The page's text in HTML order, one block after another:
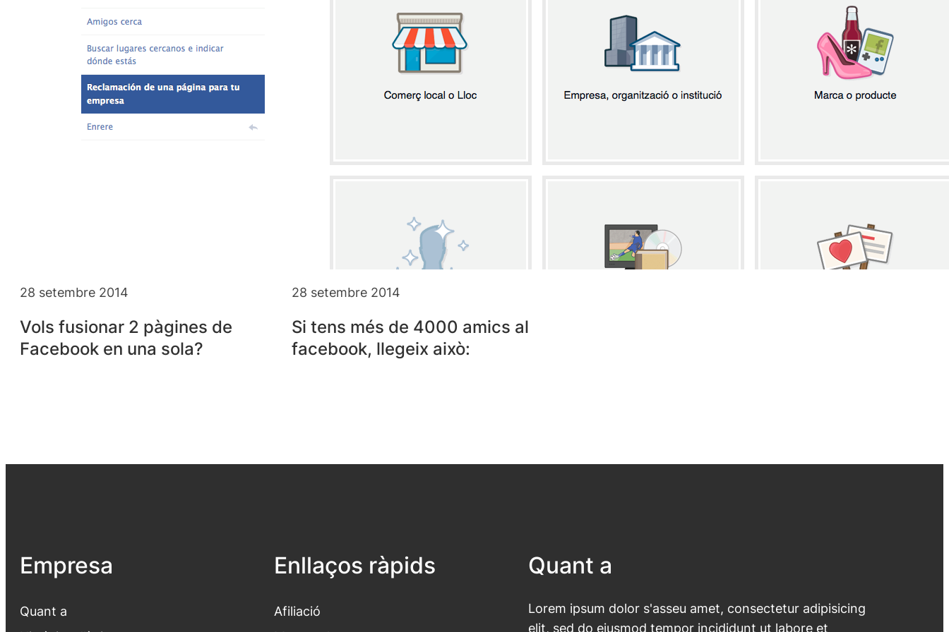
28 setembre 2014
Vols fusionar 2 pàgines de
Facebook en una sola?
28 setembre 2014
Si tens més de 4000 amics al
facebook, llegeix això:
Empresa
Quant a
Enllaços ràpids
Afiliació
Quant a
Lorem ipsum dolor s'asseu amet, consectetur adipisicing
elit, sed do eiusmod tempor incididunt ut labore et